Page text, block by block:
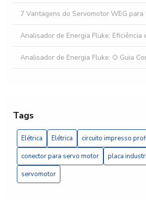
7 Vantagens do Servomotor WEG para
Analisador de Energia Fluke: Eficiência
Analisador de Energia Fluke: O Guia
Banco de capacitor trifásico é essencial
eficiência energética da sua instalação
Banco de Capacitor Trifásico Essencial
Banco de capacitor trifásico: como
Tags
Elétrica Elétrica
circuito impresso
conector para servo motor
placa
servomotor